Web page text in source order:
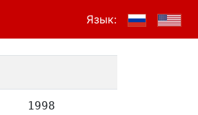
Язык:
1998